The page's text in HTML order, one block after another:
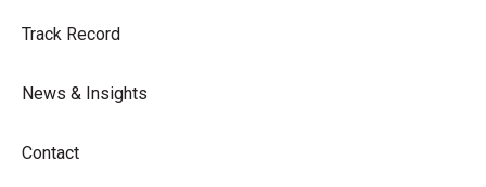
Track Record
News & Insights
Contact